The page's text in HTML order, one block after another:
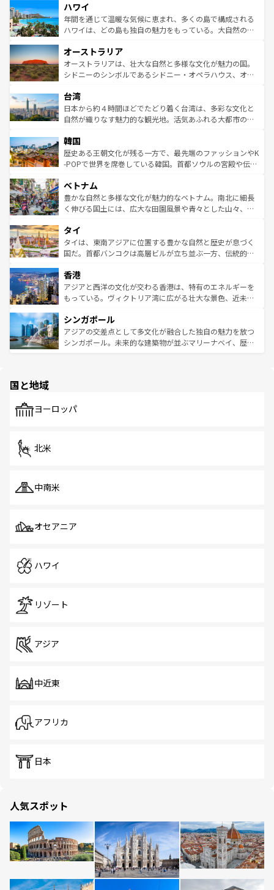
ば市内交通費無料で観光を楽しむこともできる。 なお、新
着のスイス情報はコンテンツ一覧 を参照してほしい。
のような巨大都市は、観光、ショッピング、エンターテイ
ンメントが詰まった刺激的なスポットだ。一方、アメリカ
西部には大自然が広がり、グランドキャニオンやイエロー
部のニューオーリンズでは、音楽と美食が融合した独特の
文化が魅力。旅行者はアメリカの各地域で異なる魅力を楽
しみながら、その多様性と豊かな歴史を感じることができ
ならではの贅沢な旅のスタイルだ。 なお、新着のアメリカ
情報はコンテンツ一覧を参照してほしい。
ハワイ
年間を通じて温暖な気候に恵まれ、多くの島で構成される
ハワイは、どの島も独自の魅力をもっている。大自然の神
ワイ島は見逃せない。また、定番の観光地といえばオアフ
島だが、静かな自然を求めるならマウイ島やカウアイ島が
おすすめ。エメラルドグリーンに輝く海をはじめ、豊かな
れるおもてなしの心で訪れる人々を迎えてくれるハワイの
人々、おいしいローカルフードやハワイアンミュージッ
ク、伝統的なフラダンスなど、すべてがハワイの魅力を彩
ワイを、存分に味わってほしい。 なお、新着のハワイ情報
はコンテンツ一覧を参照してほしい。
オーストラリア
オーストラリアは、壮大な自然と多様な文化が魅力の国。
シドニーのシンボルであるシドニー・オペラハウス、オー
リアリーフや大陸中央部にそびえるウルル（エアーズロッ
ク）、タスマニアの美しい原生林やケアンズの熱帯雨林な
ど、見どころがたくさん。また、カフェやワイン、オージ
いる。アクティビティも充実しており、サーフィンやダイ
ビング、ハイキングなど、アウトドア好きにはたまらな
い。オーストラリアの多彩な魅力を存分に味わいつくそ
参照してほしい。
台湾
日本から約４時間ほどでたどり着く台湾は、多彩な文化と
自然が織りなす魅力的な観光地。活気あふれる大都市の台
ン）、静ひつな山岳地帯である台湾東部など、都市の喧騒
と山間の静けさが共存しており、訪れる人に新しい発見と
驚きをもたらしてくれる。また、奥深い台湾の食文化も魅
容にもいいと評判のスイーツなど、バラエティ豊かな料理
が味わえる。 なお、新着の台湾情報は コンテンツ一覧を参
照してほしい。
韓国
歴史ある王朝文化が残る一方で、最先端のファッションやK
-POPで世界を席巻している韓国。首都ソウルの宮殿や伝統
き、地方に足を延ばせば四季折々の自然美を楽しむことが
できる。そして、キムチや焼肉、絶品のストリートフード
まで、さまざまな韓国料理が待っている。夜には、韓国な
リティに包まれながら、韓国の多彩な魅力を心ゆくまで味
わってみてほしい。 なお、新着の韓国情報はコンテンツ一
覧を参照してほしい。
ベトナム
豊かな自然と多様な文化が魅力的なベトナム。南北に細長
く伸びる国土には、広大な田園風景や青々とした山々、世
急速な発展と共に伝統が息づく。ハノイの古い町並みやホ
ーチミン市のフランス統治時代の建物も、独特の雰囲気を
醸し出している。また、バラエティの豊かさとおいしさで
とつ。フォーやバインミー、ベトナムコーヒーなどは、ぜ
ひ現地で味わいたい。どの地域を訪れてもあたたかい人々
が旅行者を迎えてくれるので、きっと忘れられない旅にな
参照してほしい。
タイ
タイは、東南アジアに位置する豊かな自然と歴史が息づく
国だ。首都バンコクは高層ビルが立ち並ぶ一方、伝統的な
の活気が交差している。北部ではチェンマイなどの山岳地
帯で自然と触れ合い、南部ではプーケットやクラビの美し
いビーチでリゾート気分を楽しむことができる。タイ料理
激する。気候は一年中温暖で、どの季節にも異なる楽しみ
が待っている。親しみやすいタイの人々、仏教を中心とし
た文化、そして多様な観光資源が、訪れる旅人を魅了し続
香港
アジアと西洋の文化が交わる香港は、特有のエネルギーを
もっている。ヴィクトリア湾に広がる壮大な景色、近未来
み、どこを訪れても感動するはず。観光スポットが密集し
ており、効率よく見どころを回れるのも魅力。息をのむよ
うな絶景から文化的な体験まで、香港を存分に楽しみ尽く
シンガポール
アジアの交差点として多文化が融合した独自の魅力を放つ
シンガポール。未来的な建築物が並ぶマリーナベイ、歴史
で、ホーカーズは地元の風情を楽しめる外せないスポット
国と地域
ヨーロッパ
北米
中南米
オセアニア
ハワイ
リゾート
アジア
中近東
アフリカ
日本
人気スポット